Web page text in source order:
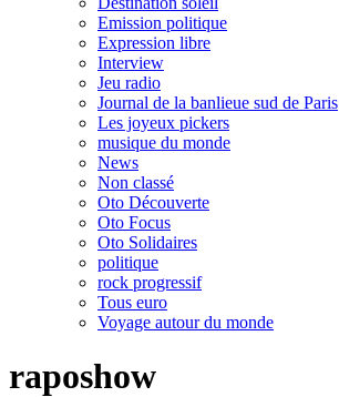
Emission politique
Expression libre
Interview
Jeu radio
Journal de la banlieue sud de Paris
Les joyeux pickers
musique du monde
News
Non classé
Oto Découverte
Oto Focus
Oto Solidaires
politique
rock progressif
Tous euro
Voyage autour du monde
raposhow